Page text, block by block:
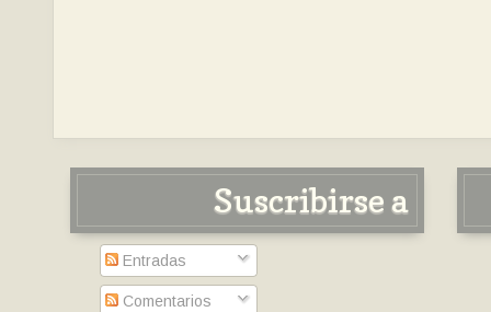
Suscribirse a
Entradas
Comentarios